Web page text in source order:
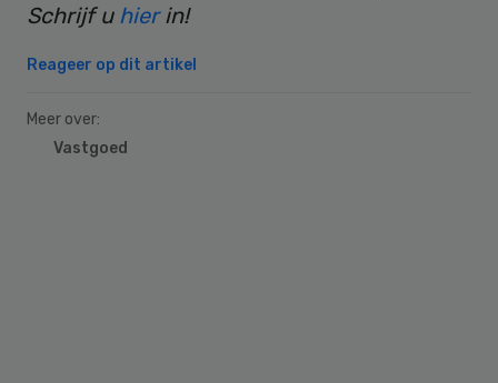
Schrijf u hierin!
Reageer op dit artikel
Meer over:
Vastgoed